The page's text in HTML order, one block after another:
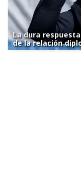
La dura
de la relación